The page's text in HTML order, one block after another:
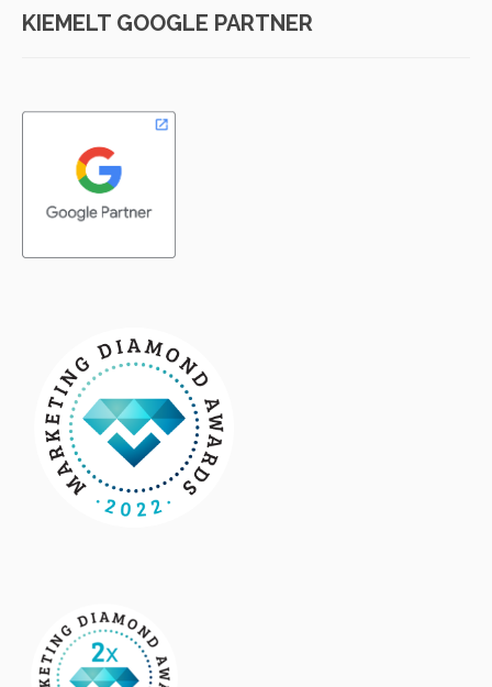
KIEMELT GOOGLE PARTNER